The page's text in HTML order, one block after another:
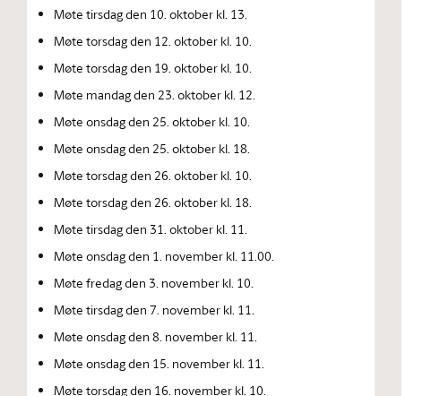
Møte tirsdag den 10. oktober kl. 13.
Møte torsdag den 12. oktober kl. 10.
Møte torsdag den 19. oktober kl. 10.
Møte mandag den 23. oktober kl. 12.
Møte onsdag den 25. oktober kl. 10.
Møte onsdag den 25. oktober kl. 18.
Møte torsdag den 26. oktober kl. 10.
Møte torsdag den 26. oktober kl. 18.
Møte tirsdag den 31. oktober kl. 11.
Møte onsdag den 1. november kl. 11.00.
Møte fredag den 3. november kl. 10.
Møte tirsdag den 7. november kl. 11.
Møte onsdag den 8. november kl. 11.
Møte onsdag den 15. november kl. 11.
Møte torsdag den 16. november kl. 10.